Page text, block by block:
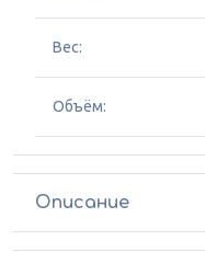
Вес:
Объём:
Описание